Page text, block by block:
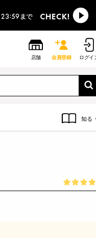
店舗 会員登録 ログイ
知る